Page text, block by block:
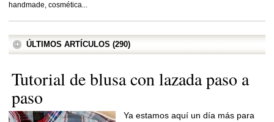
handmade, cosmética...
ÚLTIMOS ARTÍCULOS (290)
Tutorial de blusa con lazada paso a
paso
Ya estamos aquí un día más para